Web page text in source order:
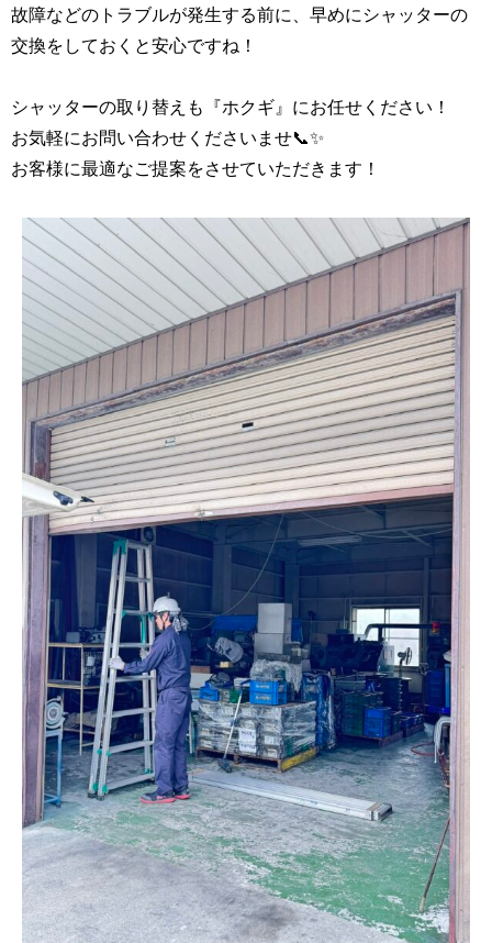
故障などのトラブルが発生する前に、早めにシャッターの
交換をしておくと安心ですね！
シャッターの取り替えも『ホクギ』にお任せください！
お気軽にお問い合わせくださいませ📞✨
お客様に最適なご提案をさせていただきます！